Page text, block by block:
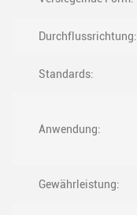
Durchflussrichtung:
Standards:
Anwendung:
Gewährleistung: